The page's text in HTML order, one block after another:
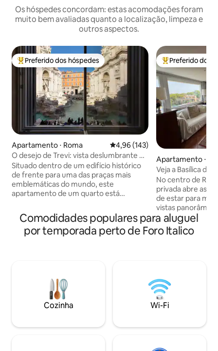
Os hóspedes concordam: estas acomodações foram
muito bem avaliadas quanto a localização, limpeza e
outros aspectos.
Entre os melhores preferidos dos hóspedes
Preferido dos hóspedes
Apartamento ⋅ Roma 4,96 de uma avaliação média de
4,96 (143)
O desejo de Trevi: vista deslumbrante da
Fonte de Trevi
Situado dentro de um edifício histórico
de frente para uma das praças mais
emblemáticas do mundo, este
apartamento de um quarto está
comodidades modernas e um pátio
invejável, perfeito para jantares ao ar
livre. Ideal para casais ou famílias
pequenas, o apartamento dispõe de
vapor, bem como banheira. Saia pela
porta da frente para jogar sua moeda e
mergulhar na atmosfera animada do
centro da cidade.
Entre os
Preferido dos
Apartamento ⋅
Veja a Basílica de
terraço no centro
No centro de
privada abre as
de estar para
vistas
da Basílica de
época, azulejos
sensação
Pedro. A 2
público, ônibus e
facilmente a
históricos.
Comodidades populares para aluguel
por temporada perto de Foro Italico
Cozinha Wi-Fi